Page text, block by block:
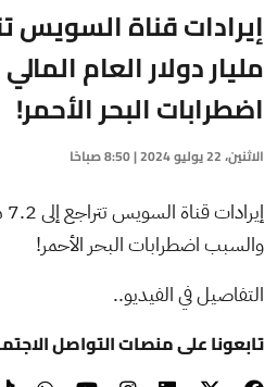
مليار دولار العام
اضطرابات البحر الأحمر!
الاثنين، 22 يوليو 2024 | 8:50 صباحًا
والسبب اضطرابات البحر الأحمر!
التفاصيل في الفيديو..
تابعونا على منصات التواصل